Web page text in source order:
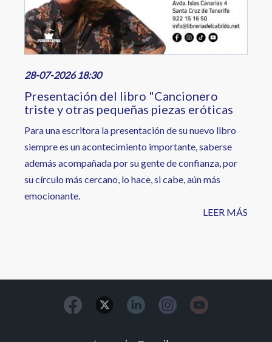
28-07-2026 18:30
Presentación del libro "Cancionero
triste y otras pequeñas piezas eróticas
Para una escritora la presentación de su nuevo libro
siempre es un acontecimiento importante, saberse
además acompañada por su gente de confianza, por
su círculo más cercano, lo hace, si cabe, aún más
emocionante.
LEER MÁS